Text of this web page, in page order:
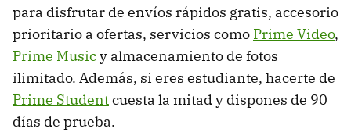
para disfrutar de envíos rápidos gratis, accesorio
prioritario a ofertas, servicios como Prime Video,
Prime Musicy almacenamiento de fotos
ilimitado. Además, si eres estudiante, hacerte de
Prime Studentcuesta la mitad y dispones de 90
días de prueba.